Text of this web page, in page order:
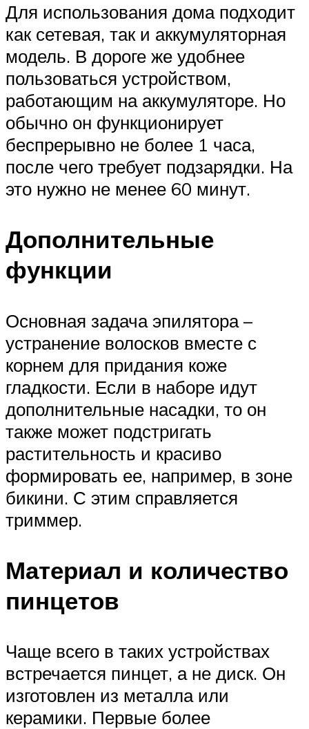
Для использования дома подходит
как сетевая, так и аккумуляторная
модель. В дороге же удобнее
пользоваться устройством,
работающим на аккумуляторе. Но
обычно он функционирует
беспрерывно не более 1 часа,
после чего требует подзарядки. На
это нужно не менее 60 минут.
Дополнительные
функции
Основная задача эпилятора –
устранение волосков вместе с
корнем для придания коже
гладкости. Если в наборе идут
дополнительные насадки, то он
также может подстригать
растительность и красиво
формировать ее, например, в зоне
бикини. С этим справляется
триммер.
Материал и количество
пинцетов
Чаще всего в таких устройствах
встречается пинцет, а не диск. Он
изготовлен из металла или
керамики. Первые более